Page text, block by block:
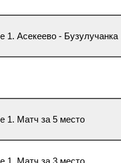
1. Асекеево - Бузулучанка
1. Матч за 5 место
1. Матч за 3 место